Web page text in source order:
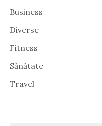
Business
Diverse
Fitness
Sănătate
Travel